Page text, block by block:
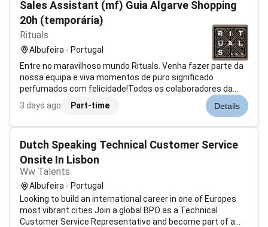
Sales Assistant (mf) Guia Algarve Shopping
20h (temporária)
Rituals
Albufeira - Portugal
Entre no maravilhoso mundo Rituals. Venha fazer parte da
nossa equipa e viva momentos de puro significado
perfumados com felicidade!Todos os colaboradores da
Rituals são verdadeiros Embaixadores da Marca e isso
está presente em todas as tarefas junto da equipa e dos
3 days ago Part-time Details
Dutch Speaking Technical Customer Service
Onsite In Lisbon
Ww Talents
Albufeira - Portugal
Looking to build an international career in one of Europes
most vibrant cities Join a global BPO as a Technical
Customer Service Representative and become part of a